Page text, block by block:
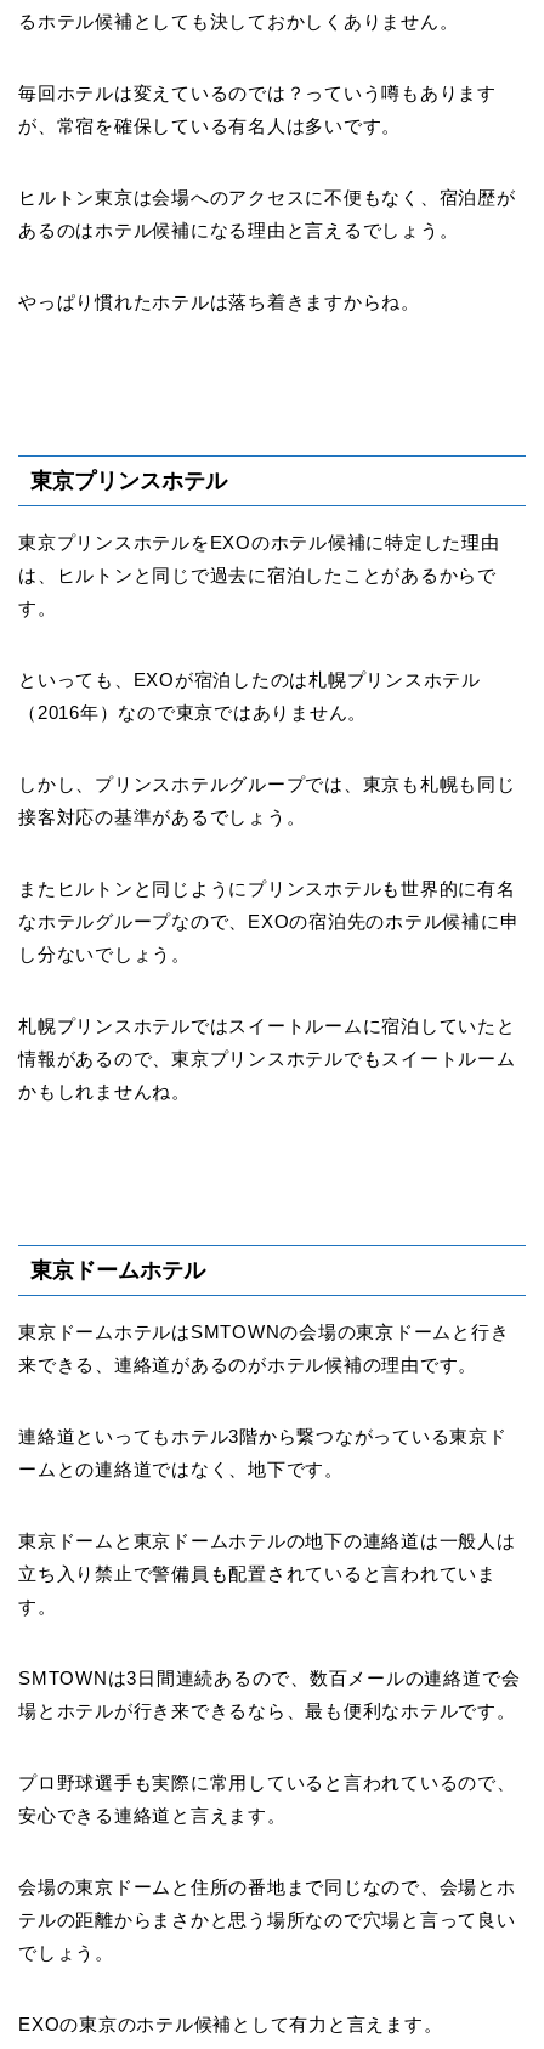
るホテル候補としても決しておかしくありません。
毎回ホテルは変えているのでは？っていう噂もあります
が、常宿を確保している有名人は多いです。
ヒルトン東京は会場へのアクセスに不便もなく、宿泊歴が
あるのはホテル候補になる理由と言えるでしょう。
やっぱり慣れたホテルは落ち着きますからね。
東京プリンスホテル
東京プリンスホテルをEXOのホテル候補に特定した理由
は、ヒルトンと同じで過去に宿泊したことがあるからで
す。
といっても、EXOが宿泊したのは札幌プリンスホテル
（2016年）なので東京ではありません。
しかし、プリンスホテルグループでは、東京も札幌も同じ
接客対応の基準があるでしょう。
またヒルトンと同じようにプリンスホテルも世界的に有名
なホテルグループなので、EXOの宿泊先のホテル候補に申
し分ないでしょう。
札幌プリンスホテルではスイートルームに宿泊していたと
情報があるので、東京プリンスホテルでもスイートルーム
かもしれませんね。
東京ドームホテル
東京ドームホテルはSMTOWNの会場の東京ドームと行き
来できる、連絡道があるのがホテル候補の理由です。
連絡道といってもホテル3階から繋つながっている東京ド
ームとの連絡道ではなく、地下です。
東京ドームと東京ドームホテルの地下の連絡道は一般人は
立ち入り禁止で警備員も配置されていると言われていま
す。
SMTOWNは3日間連続あるので、数百メールの連絡道で会
場とホテルが行き来できるなら、最も便利なホテルです。
プロ野球選手も実際に常用していると言われているので、
安心できる連絡道と言えます。
会場の東京ドームと住所の番地まで同じなので、会場とホ
テルの距離からまさかと思う場所なので穴場と言って良い
でしょう。
EXOの東京のホテル候補として有力と言えます。